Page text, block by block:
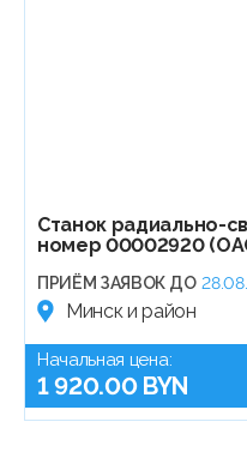
Станок радиально-
номер 00002920
ПРИЁМ ЗАЯВОК ДО
Минск и район
Начальная цена:
1 920.00 BYN